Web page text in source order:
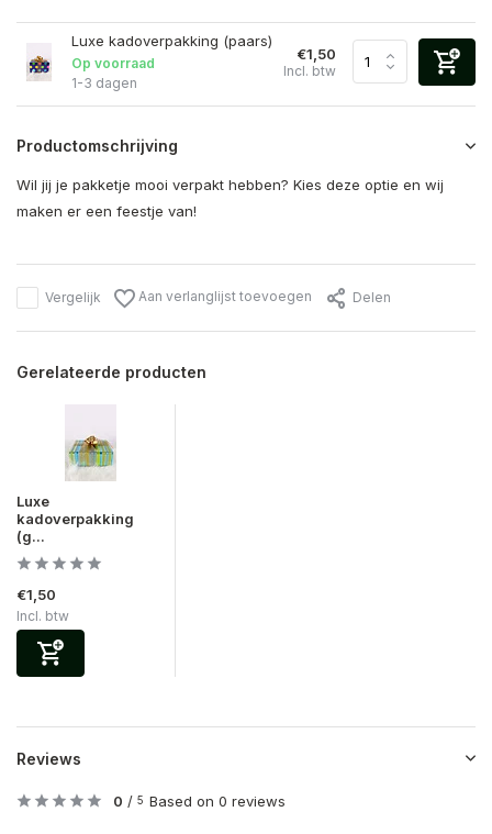
Luxe kadoverpakking (paars)
Op voorraad
1-3 dagen
€1,50
Incl. btw
Productomschrijving
Wil jij je pakketje mooi verpakt hebben? Kies deze optie en wij
maken er een feestje van!
Vergelijk Aan verlanglijst toevoegen Delen
Gerelateerde producten
Luxe
kadoverpakking
(g...
€1,50
Incl. btw
Reviews
0 / 5 Based on 0 reviews